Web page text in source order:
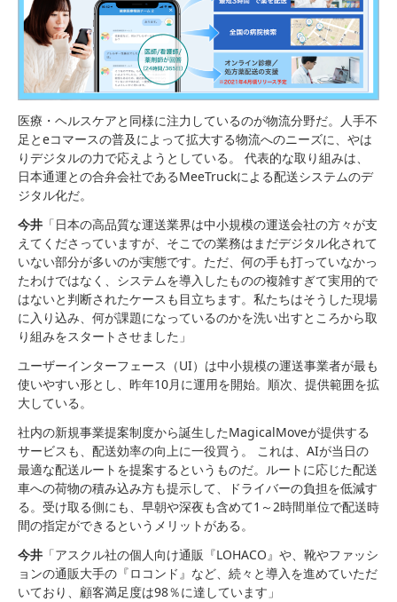
医療・ヘルスケアと同様に注力しているのが物流分野だ。人手不
足とeコマースの普及によって拡大する物流へのニーズに、やは
りデジタルの力で応えようとしている。 代表的な取り組みは、
日本通運との合弁会社であるMeeTruckによる配送システムのデ
ジタル化だ。
今井 「日本の高品質な運送業界は中小規模の運送会社の方々が支
えてくださっていますが、そこでの業務はまだデジタル化されて
いない部分が多いのが実態です。ただ、何の手も打っていなかっ
たわけではなく、システムを導入したものの複雑すぎて実用的で
はないと判断されたケースも目立ちます。私たちはそうした現場
に入り込み、何が課題になっているのかを洗い出すところから取
り組みをスタートさせました」
ユーザーインターフェース（UI）は中小規模の運送事業者が最も
使いやすい形とし、昨年10月に運用を開始。順次、提供範囲を拡
大している。
社内の新規事業提案制度から誕生したMagicalMoveが提供する
サービスも、配送効率の向上に一役買う。 これは、AIが当日の
最適な配送ルートを提案するというものだ。ルートに応じた配送
車への荷物の積み込み方も提示して、ドライバーの負担を低減す
る。受け取る側にも、早朝や深夜も含めて1～2時間単位で配送時
間の指定ができるというメリットがある。
今井 「アスクル社の個人向け通販『LOHACO』や、靴やファッシ
ョンの通販大手の『ロコンド』など、続々と導入を進めていただ
いており、顧客満足度は98％に達しています」